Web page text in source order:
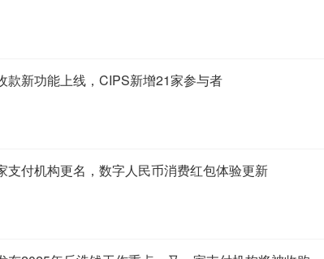
款新功能上线，CIPS新增21家参与者
支付机构更名，数字人民币消费红包体验更新